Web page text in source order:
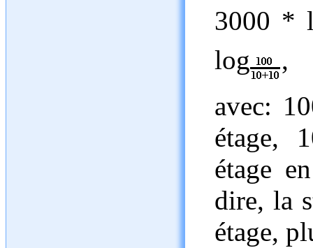
3000 *
log
,
avec:
étage,
étage
dire, la
étage,